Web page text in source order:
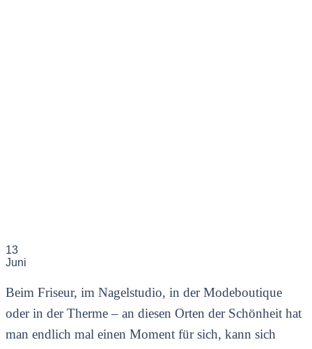
13
Juni
Beim Friseur, im Nagelstudio, in der Modeboutique
oder in der Therme – an diesen Orten der Schönheit hat
man endlich mal einen Moment für sich, kann sich